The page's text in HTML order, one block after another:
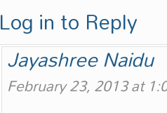
Log in to Reply
Jayashree Naidu
February 23, 2013 at